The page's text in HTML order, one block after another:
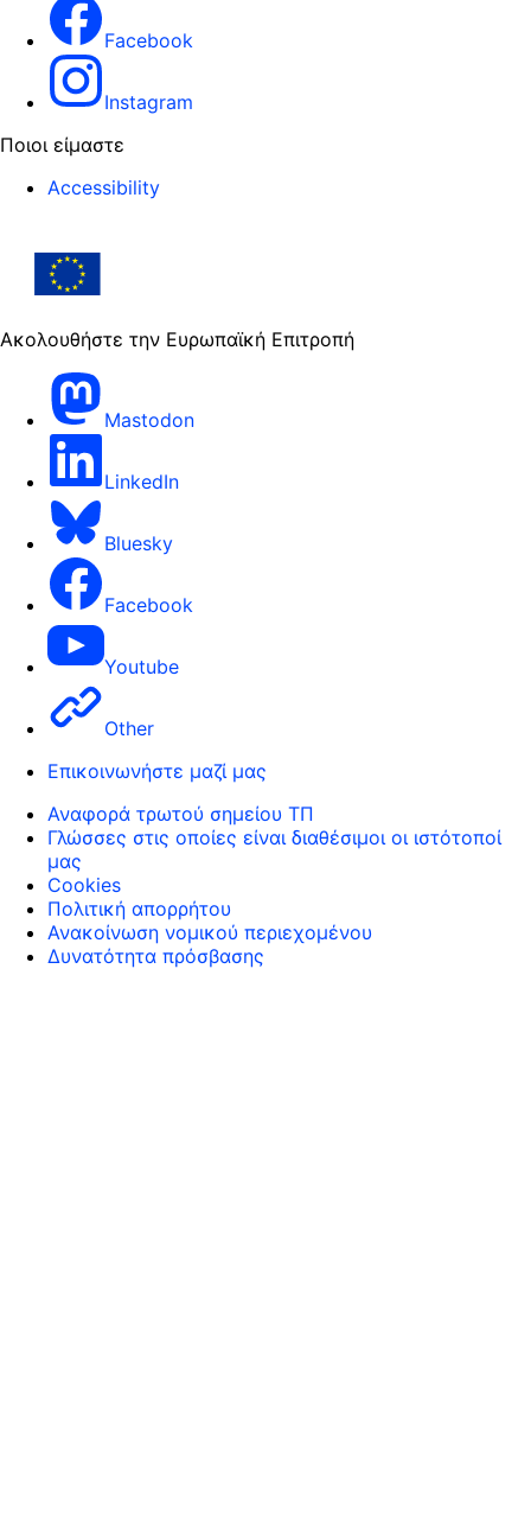
Facebook
Instagram
Ποιοι είμαστε
Accessibility
Ακολουθήστε την Ευρωπαϊκή Επιτροπή
Mastodon
LinkedIn
Bluesky
Facebook
Youtube
Other
Επικοινωνήστε μαζί μας
Αναφορά τρωτού σημείου ΤΠ
Γλώσσες στις οποίες είναι διαθέσιμοι οι ιστότοποί
μας
Cookies
Πολιτική απορρήτου
Ανακοίνωση νομικού περιεχομένου
Δυνατότητα πρόσβασης